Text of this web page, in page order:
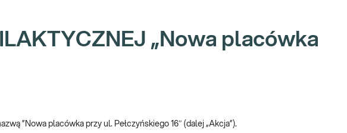
„Nowa placówka
”Nowa placówka przy ul. Pełczyńskiego 16″ (dalej „Akcja”).